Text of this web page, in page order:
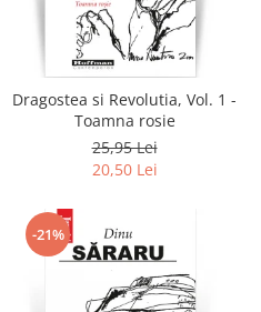
Dragostea si Revolutia, Vol. 1 -
Toamna rosie
25,95 Lei
20,50 Lei
-21%